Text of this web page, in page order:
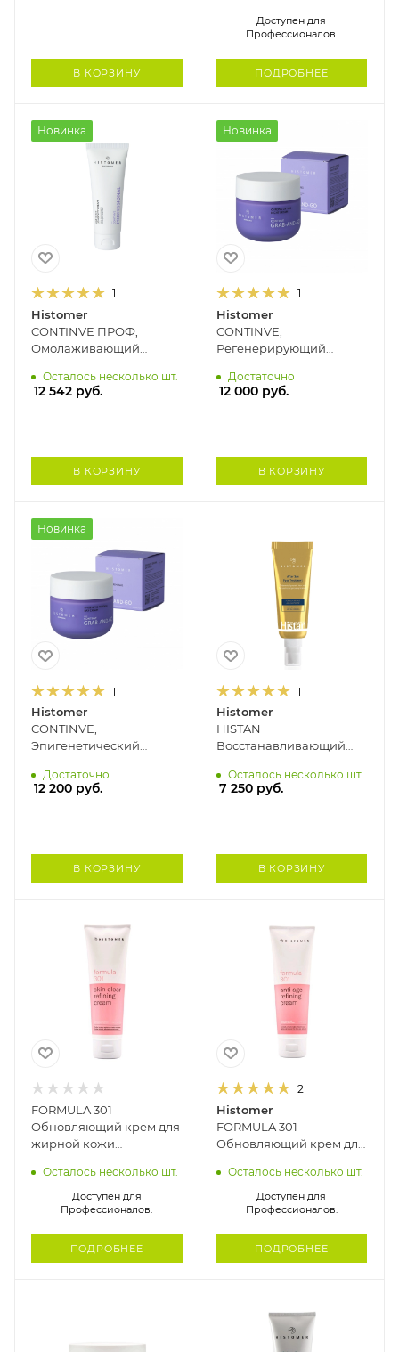
В КОРЗИНУ
Доступен для
Профессионалов.
ПОДРОБНЕЕ
Новинка
1
Histomer
CONTINVE ПРОФ,
Омолаживающий
пептидами и
экзосомами HISTOMER,
Осталось несколько шт.
12 542 руб.
В КОРЗИНУ
Новинка
1
Histomer
CONTINVE,
Регенерирующий
пептидами и
экзосомами HISTOMER,
Достаточно
12 000руб.
В КОРЗИНУ
Новинка
1
Histomer
CONTINVE,
Эпигенетический
экзосомами SPF 15
HISTOMER, 50 мл
Достаточно
12 200 руб.
В КОРЗИНУ
1
Histomer
HISTAN
Восстанавливающий
загара HISTOMER, 50 мл
Осталось несколько шт.
7 250руб.
В КОРЗИНУ
FORMULA 301
Обновляющий крем для
жирной кожи
Осталось несколько шт.
Доступен для
Профессионалов.
ПОДРОБНЕЕ
2
Histomer
FORMULA 301
Обновляющий крем для
125 мл
Осталось несколько шт.
Доступен для
Профессионалов.
ПОДРОБНЕЕ